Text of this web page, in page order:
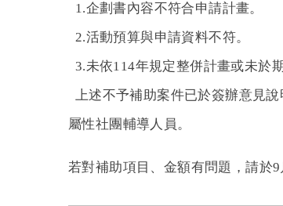
1.企劃書內容不符合申請計畫。
2.活動預算與申請資料不符。
3.未依114年規定整併計畫或未於
上述不予補助案件已於簽辦意見
屬性社團輔導人員。
若對補助項目、金額有問題，請於